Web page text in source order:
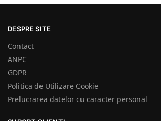
DESPRE SITE
Contact
ANPC
GDPR
Politica de Utilizare Cookie
Prelucrarea datelor cu caracter personal